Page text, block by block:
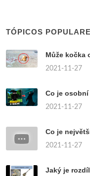
TÓPICOS
Může kočka
2021-11-27
Co je
2021-11-27
Co je
2021-11-27
Jaký je